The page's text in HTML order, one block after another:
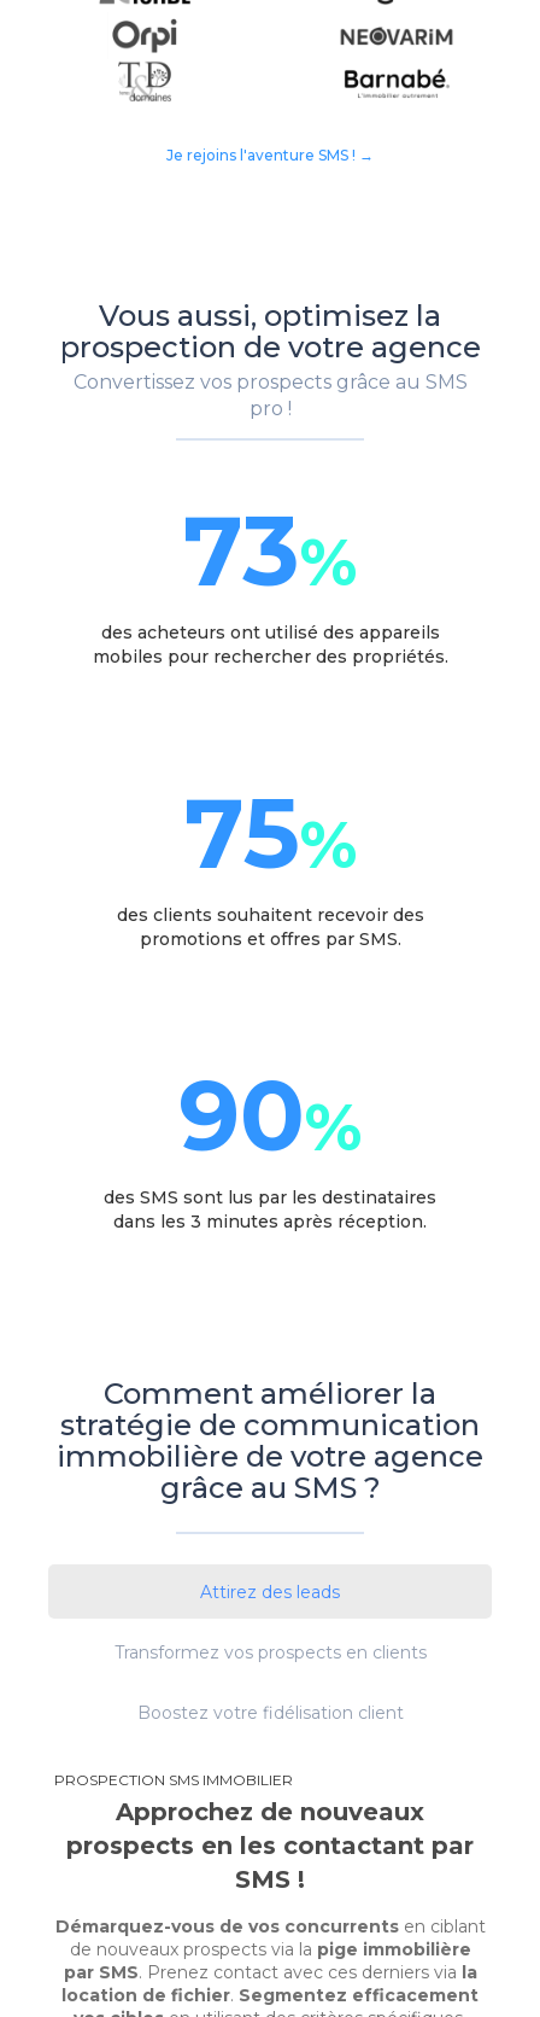
Je rejoins l'aventure SMS ! →
Vous aussi, optimisez la
prospection de votre agence
Convertissez vos prospects grâce au SMS
pro !
73%
des acheteurs ont utilisé des appareils
mobiles pour rechercher des propriétés.
75%
des clients souhaitent recevoir des
promotions et offres par SMS.
90%
des SMS sont lus par les destinataires
dans les 3 minutes après réception.
Comment améliorer la
stratégie de communication
immobilière de votre agence
grâce au SMS ?
Attirez des leads
Transformez vos prospects en clients
Boostez votre fidélisation client
PROSPECTION SMS IMMOBILIER
Approchez de nouveaux
prospects en les contactant par
SMS !
Démarquez-vous de vos concurrentsen ciblant
de nouveaux prospects via la pige immobilière
par SMS. Prenez contact avec ces derniers via la
location de fichier. Segmentez efficacement